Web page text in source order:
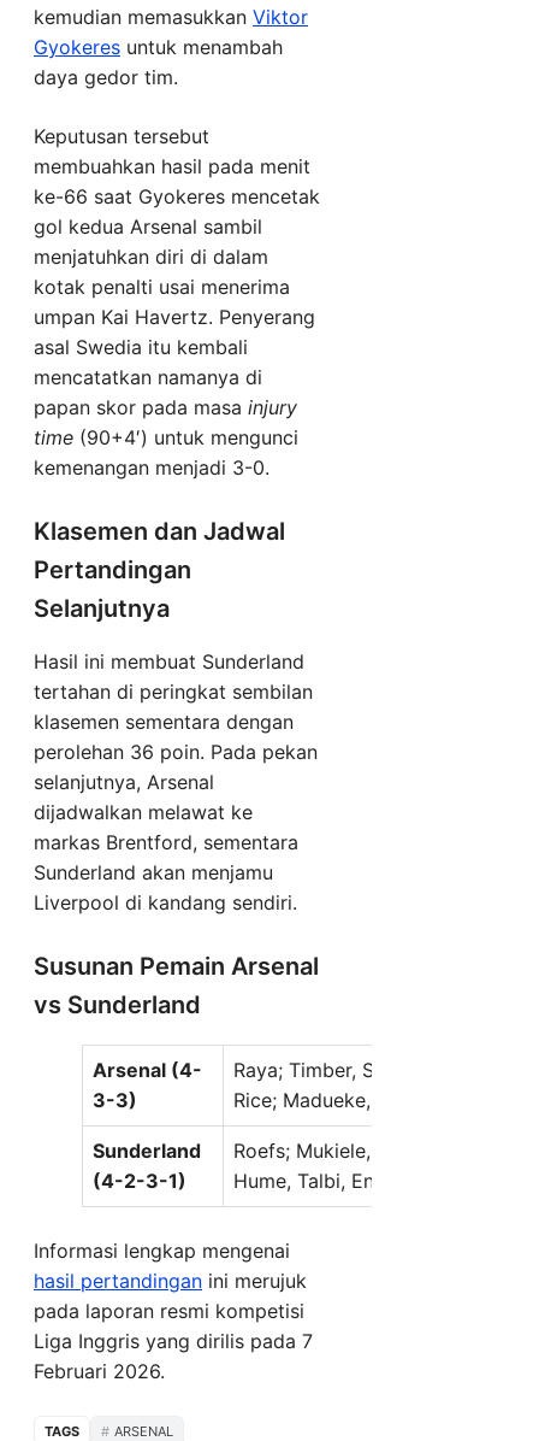
kemudian memasukkan Viktor
Gyokeres untuk menambah
daya gedor tim.
Keputusan tersebut
membuahkan hasil pada menit
ke-66 saat Gyokeres mencetak
gol kedua Arsenal sambil
menjatuhkan diri di dalam
kotak penalti usai menerima
umpan Kai Havertz. Penyerang
asal Swedia itu kembali
mencatatkan namanya di
papan skor pada masa injury
time (90+4′) untuk mengunci
kemenangan menjadi 3-0.
Klasemen dan Jadwal
Pertandingan
Selanjutnya
Hasil ini membuat Sunderland
tertahan di peringkat sembilan
klasemen sementara dengan
perolehan 36 poin. Pada pekan
selanjutnya, Arsenal
dijadwalkan melawat ke
markas Brentford, sementara
Sunderland akan menjamu
Liverpool di kandang sendiri.
Susunan Pemain Arsenal
vs Sunderland
Arsenal (4-
3-3)
Raya; Timber, Saliba, Gabriel,
Rice; Madueke, Trossard, Gabriel
Sunderland
(4-2-3-1)
Roefs; Mukiele, Ballard,
Hume, Talbi, Enzo le Fee;
Informasi lengkap mengenai
hasil pertandingan ini merujuk
pada laporan resmi kompetisi
Liga Inggris yang dirilis pada 7
Februari 2026.
TAGS
ARSENAL